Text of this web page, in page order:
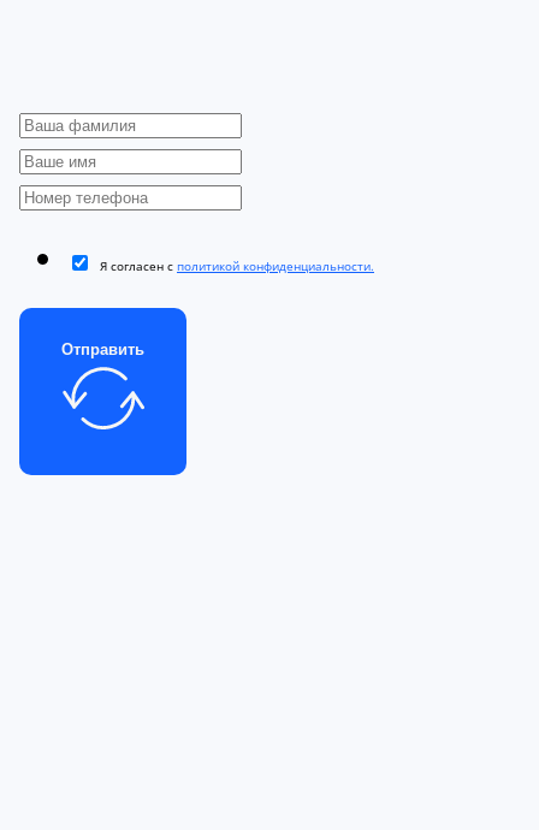
Я согласен с политикой конфиденциальности.
Отправить